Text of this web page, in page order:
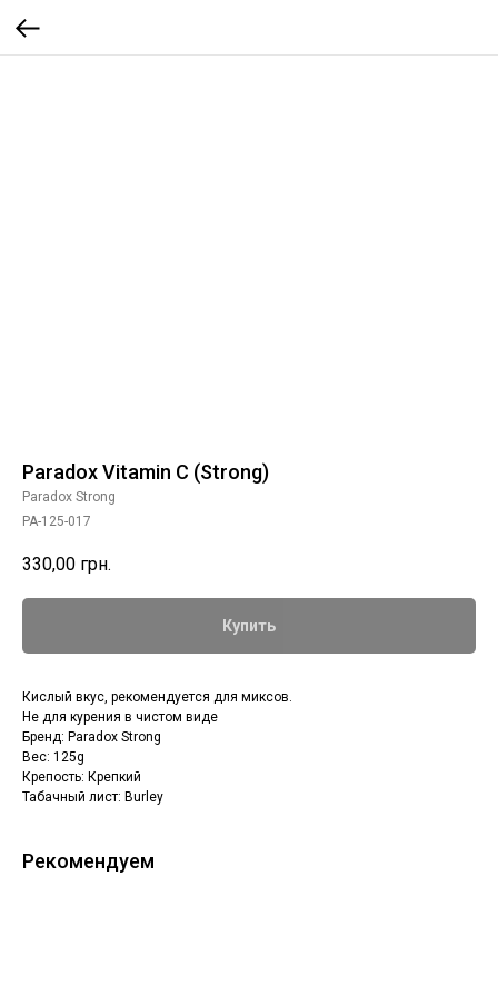
Paradox Vitamin C (Strong)
Paradox Strong
PA-125-017
330,00 грн.
Купить
Кислый вкус, рекомендуется для миксов.
Не для курения в чистом виде
Бренд: Paradox Strong
Вес: 125g
Крепость: Крепкий
Табачный лист: Burley
Рекомендуем